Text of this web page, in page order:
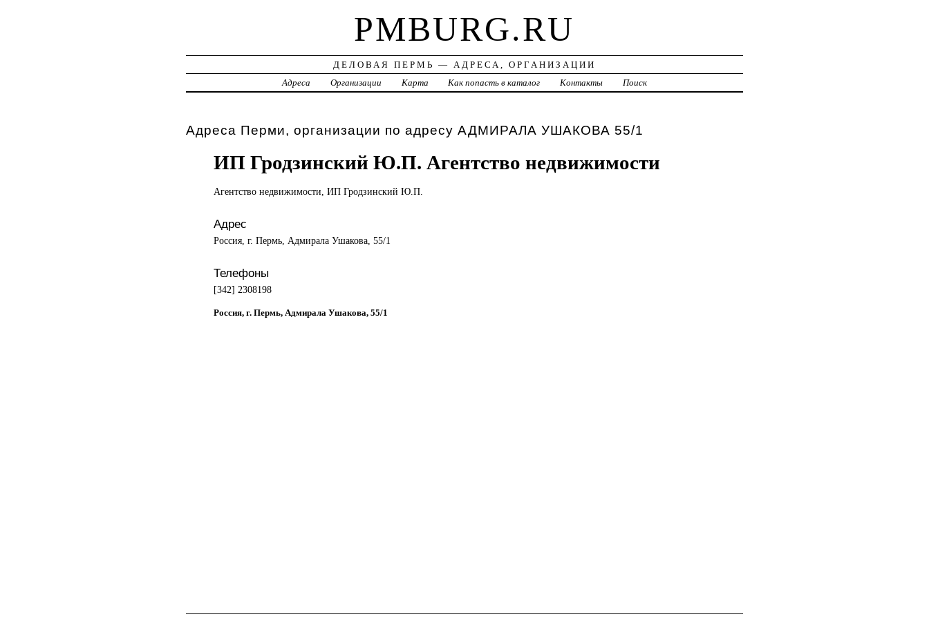
PMBURG.RU
ДЕЛОВАЯ ПЕРМЬ — АДРЕСА, ОРГАНИЗАЦИИ
Адреса
Организации Карта Как попасть в каталог Контакты Поиск
Адреса Перми, организации по адресу АДМИРАЛА УШАКОВА 55/1
ИП Гродзинский Ю.П. Агентство недвижимости
Агентство недвижимости, ИП Гродзинский Ю.П.
Адрес
Россия, г. Пермь, Адмирала Ушакова, 55/1
Телефоны
[342] 2308198
Россия, г. Пермь, Адмирала Ушакова, 55/1